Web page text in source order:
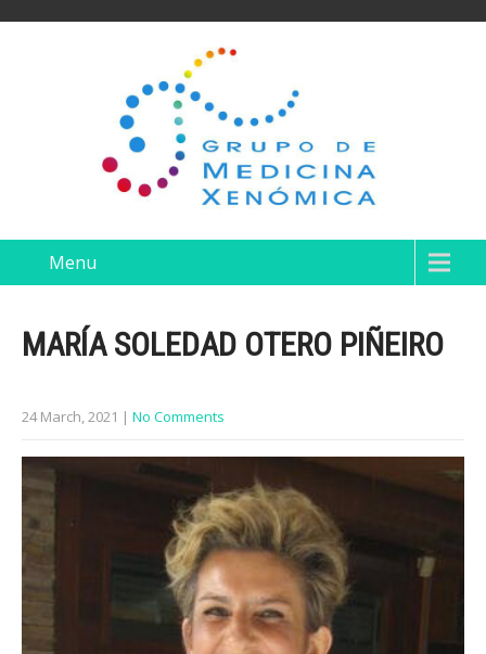
Menu
MARÍA SOLEDAD OTERO PIÑEIRO
24 March, 2021 | No Comments